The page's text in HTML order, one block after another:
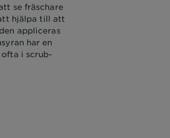
se fräschare
hjälpa till att
appliceras
har en
i scrub-